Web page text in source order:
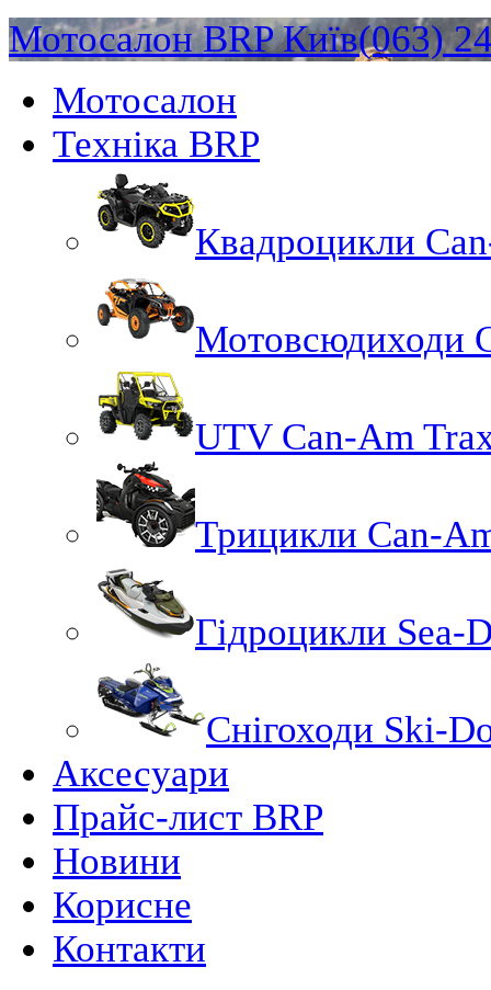
Мотосалон BRP Київ(063)
Мотосалон
Техніка BRP
Квадроцикли
Мотовсюдиходи
UTV Can-Am
Трицикли Can-
Гідроцикли Sea-
Снігоходи Ski-
Аксесуари
Прайс-лист BRP
Новини
Корисне
Контакти